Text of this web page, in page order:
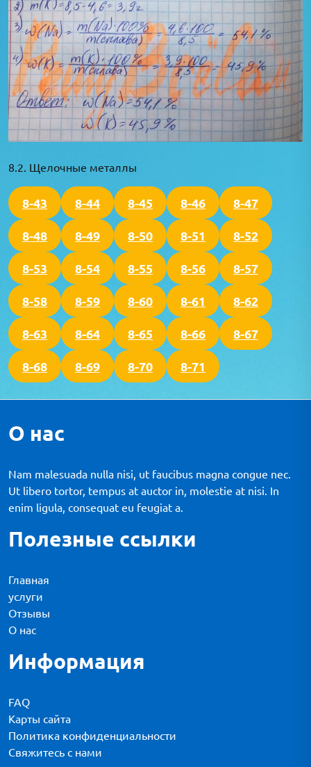
8.2. Щелочные металлы
8-43 8-44 8-45 8-46 8-47
8-48 8-49 8-50 8-51 8-52
8-53 8-54 8-55 8-56 8-57
8-58 8-59 8-60 8-61 8-62
8-63 8-64 8-65 8-66 8-67
8-68 8-69 8-70 8-71
О нас
Nam malesuada nulla nisi, ut faucibus magna congue nec.
Ut libero tortor, tempus at auctor in, molestie at nisi. In
enim ligula, consequat eu feugiat a.
Полезные ссылки
Главная
услуги
Отзывы
О нас
Информация
FAQ
Карты сайта
Политика конфиденциальности
Свяжитесь с нами